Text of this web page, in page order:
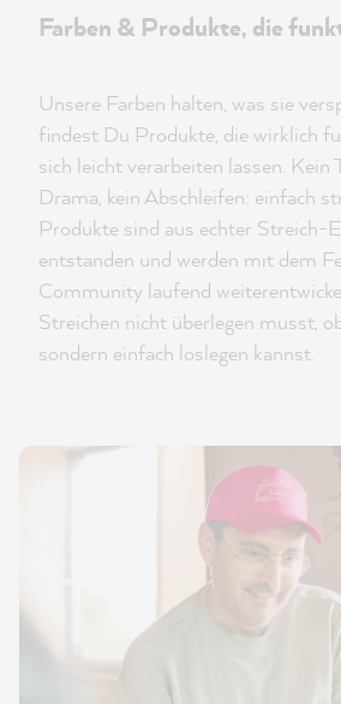
Farben & Produkte, die
Unsere Farben halten, was sie
findest Du Produkte, die wirklich
sich leicht verarbeiten lassen. Kein
Drama, kein Abschleifen: einfach
Produkte sind aus echter Streich-
entstanden und werden mit dem
Community laufend
Streichen nicht überlegen musst,
sondern einfach loslegen kannst.